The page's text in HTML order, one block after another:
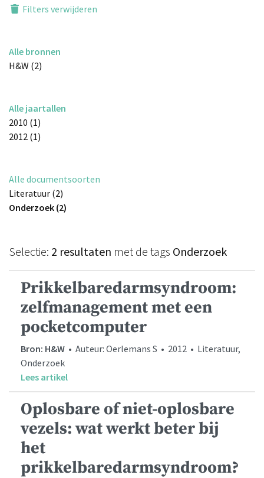
Filters verwijderen
Alle bronnen
H&W (2)
Alle jaartallen
2010 (1)
2012 (1)
Alle documentsoorten
Literatuur (2)
Onderzoek (2)
Selectie: 2 resultaten met de tags Onderzoek
Prikkelbaredarmsyndroom:
zelfmanagement met een
pocketcomputer
Bron: H&W • Auteur: Oerlemans S • 2012 • Literatuur,
Onderzoek
Lees artikel
Oplosbare of niet-oplosbare
vezels: wat werkt beter bij
het
prikkelbaredarmsyndroom?